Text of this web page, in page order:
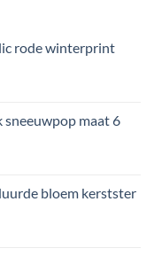
rode winterprint
sneeuwpop maat 6
bloem kerstster